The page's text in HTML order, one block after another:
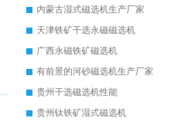
内蒙古湿式磁选机生产厂家
天津铁矿干选永磁磁选机
广西永磁铁矿磁选机
有前景的河砂磁选机生产厂家
什么牌子的河砂磁选机选矿效果好
贵州干选磁选机性能
贵州钛铁矿湿式磁选机